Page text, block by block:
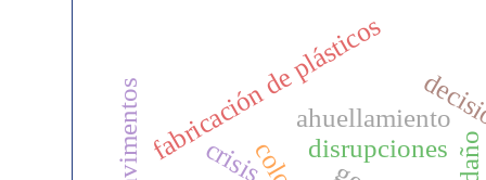
disrupciones
crisis
fabricación de plásticos
ahuellamiento